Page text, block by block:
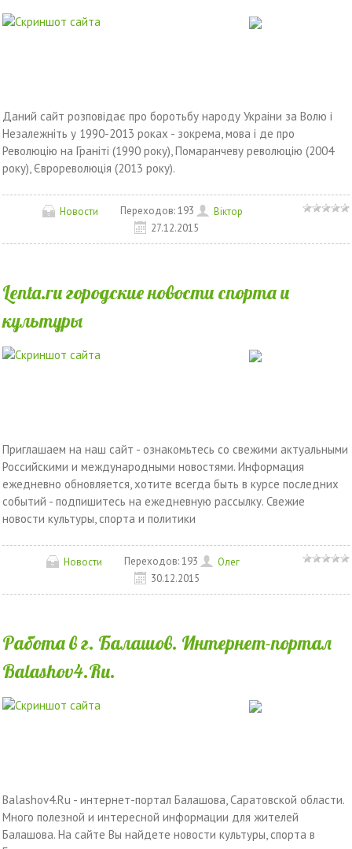
Даний сайт розповiдає про боротьбу народу Украiни за Волю i
Незалежнiть у 1990-2013 роках - зокрема, мова i де про
Революцiю на Гранiтi (1990 року), Помаранчеву революцiю (2004
року), Єврореволюцiя (2013 року).
Новости Переходов:193
Вiктор
27.12.2015
Lenta.ru городские новости спорта и
культуры
Приглашаем на наш сайт - ознакомьтесь со свежими актуальными
Российскими и международными новостями. Информация
ежедневно обновляется, хотите всегда быть в курсе последних
событий - подпишитесь на ежедневную рассылку. Свежие
новости культуры, спорта и политики
Новости Переходов: 193
Олег
30.12.2015
Работа в г. Балашов. Интернет-портал
Balashov4.Ru.
Balashov4.Ru - интернет-портал Балашова, Саратовской области.
Много полезной и интересной информации для жителей
Балашова. На сайте Вы найдете новости культуры, спорта в